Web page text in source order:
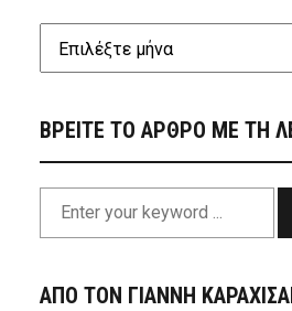
ΒΡΕΙΤΕ ΤΟ ΑΡΘΡΟ ΜΕ ΤΗ
ΑΠΟ ΤΟΝ ΓΙΑΝΝΗ